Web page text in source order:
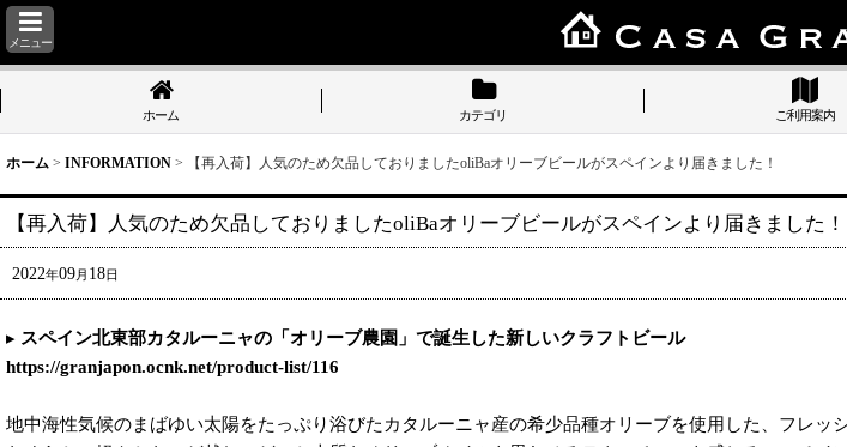
メニュー
ホーム カテゴリ ご利用案内
ホーム > INFORMATION > 【再入荷】人気のため欠品しておりましたoliBaオリーブビールがスペインより届きました！
【再入荷】人気のため欠品しておりましたoliBaオリーブビールがスペインより届きました！
2022年09月 18日
▸ スペイン北東部カタルーニャの「オリーブ農園」で誕生した新しいクラフトビール
https://granjapon.ocnk.net/product-list/116
地中海性気候のまばゆい太陽をたっぷり浴びたカタルーニャ産の希少品種オリーブを使用した、フレ